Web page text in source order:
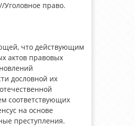
Уголовное право.
что действующим
актов правовых
дословной их
соответствующих
на основе
преступления.